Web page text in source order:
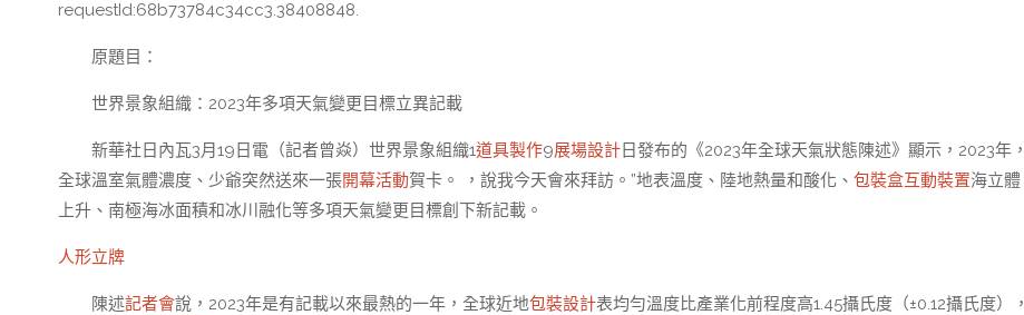
requestId:68b73784c34cc3.38408848.
原題目：
世界景象組織：2023年多項天氣變更目標立異記載
新華社日內瓦3月19日電（記者曾焱）世界景象組織1道具製作9展場設計日發布的《2023年全球天氣狀態陳述》顯示，2023年，
全球溫室氣體濃度、少爺突然送來一張開幕活動賀卡。 ，說我今天會來拜訪。”地表溫度、陸地熱量和酸化、 包裝盒互動裝置海立體
上升、南極海冰面積和冰川融化等多項天氣變更目標創下新記載。
人形立牌
陳述記者會說，2023年是有記載以來最熱的一年，全球近地包裝設計表均勻溫度比產業化前程度高1.45攝氏度（±0.12攝氏度），